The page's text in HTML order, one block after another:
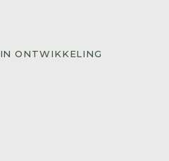
IN ONTWIKKELING